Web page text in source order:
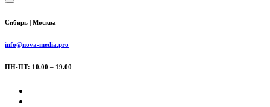
Сибирь | Москва
info@nova-media.pro
ПН-ПТ: 10.00 – 19.00